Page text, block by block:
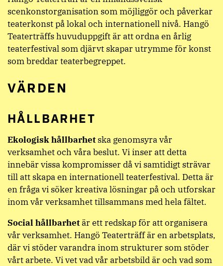
scenkonstorganisation som möjliggör och påverkar
teaterkonst på lokal och internationell nivå. Hangö
Teaterträffs huvuduppgift är att ordna en årlig
teaterfestival som djärvt skapar utrymme för konst
som breddar teaterbegreppet.
VÄRDEN
HÅLLBARHET
Ekologisk hållbarhet ska genomsyra vår
verksamhet och våra beslut. Vi inser att detta
innebär vissa kompromisser då vi samtidigt strävar
till att skapa en internationell teaterfestival. Detta är
en fråga vi söker kreativa lösningar på och utforskar
inom vår verksamhet tillsammans med hela fältet.
Social hållbarhetär ett redskap för att organisera
vår verksamhet. Hangö Teaterträff är en arbetsplats,
där vi stöder varandra inom strukturer som stöder
vårt arbete. Vi vet vad vår arbetsbild är och vad som